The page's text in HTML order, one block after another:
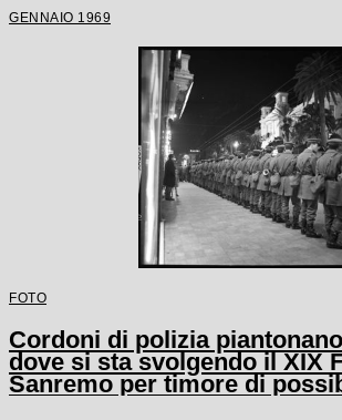
GENNAIO 1969
FOTO
Cordoni di polizia
dove si sta svolgendo il XIX
Sanremo per timore di